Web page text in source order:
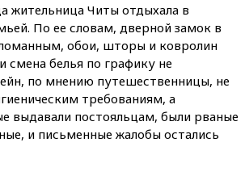
жительница Читы отдыхала в
По ее словам, дверной замок в
обои, шторы и ковролин
смена белья по графику не
по мнению путешественницы, не
требованиям, а
выдавали постояльцам, были рваные
и письменные жалобы остались